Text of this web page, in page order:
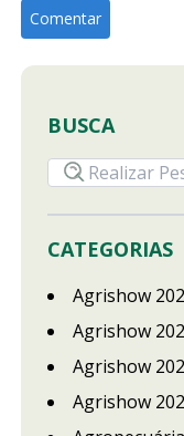
BUSCA
CATEGORIAS
Agrishow
Agrishow
Agrishow
Agrishow